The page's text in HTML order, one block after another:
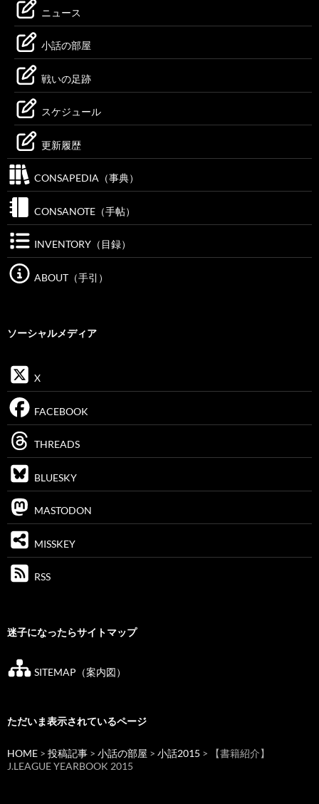
ニュース
小話の部屋
戦いの足跡
スケジュール
更新履歴
CONSAPEDIA（事典）
CONSANOTE（手帖）
INVENTORY（目録）
ABOUT（手引）
ソーシャルメディア
X
FACEBOOK
THREADS
BLUESKY
MASTODON
MISSKEY
RSS
迷子になったらサイトマップ
SITEMAP（案内図）
ただいま表示されているページ
HOME > 投稿記事 > 小話の部屋 > 小話2015 > 【書籍紹介】
J.LEAGUE YEARBOOK 2015